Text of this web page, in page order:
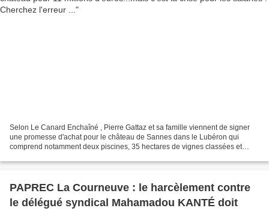
Selon Le Canard Enchaîné , Pierre Gattaz et sa famille viennent de signer
une promesse d'achat pour le château de Sannes dans le Lubéron qui
comprend notamment deux piscines, 35 hectares de vignes classées et
PAPREC La Courneuve : le harcèlement contre
le délégué syndical Mahamadou KANTÉ doit